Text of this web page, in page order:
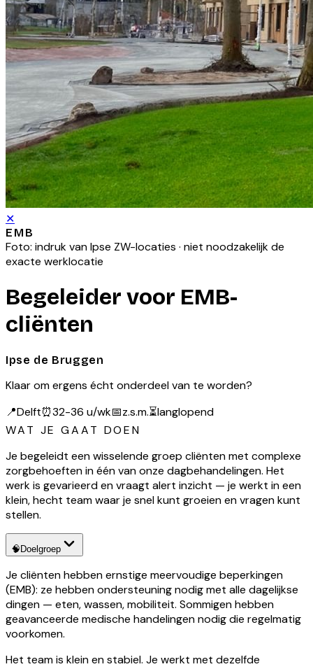
✕
EMB
Foto: indruk vanIpse ZW-locaties · niet noodzakelijk de
exacte werklocatie
Begeleider voor EMB-
cliënten
Ipse de Bruggen
Klaar om ergens écht onderdeel van te worden?
📍Delft⏰32-36 u/wk📅z.s.m.⏳langlopend
WAT JE GAAT DOEN
Je begeleidt een wisselende groep cliënten met complexe
zorgbehoeften in één van onze dagbehandelingen. Het
werk is gevarieerd en vraagt alert inzicht — je werkt in een
klein, hecht team waar je snel kunt groeien en vragen kunt
stellen.
🧠 Doelgroep
Je cliënten hebben ernstige meervoudige beperkingen
(EMB): ze hebben ondersteuning nodig met alle dagelijkse
dingen — eten, wassen, mobiliteit. Sommigen hebben
geavanceerde medische handelingen nodig die regelmatig
voorkomen.
Het team is klein en stabiel. Je werkt met dezelfde